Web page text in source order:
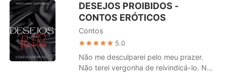
Baixar App
Romance
Bilionários
Ranking
DESEJOS PROIBIDOS -
CONTOS ERÓTICOS
Contos
5.0
Não me desculparei pelo meu prazer.
Não terei vergonha de reivindicá-lo. Não